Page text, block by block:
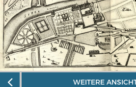
SCHIFFSTYPEN
Entwicklungen im europäischen
WEITERE